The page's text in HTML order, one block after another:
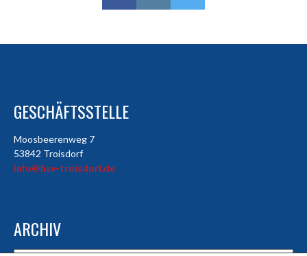
GESCHÄFTSSTELLE
Moosbeerenweg 7
53842 Troisdorf
info@hsv-troisdorf.de
ARCHIV